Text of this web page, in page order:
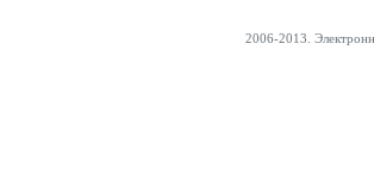
2006-2013.